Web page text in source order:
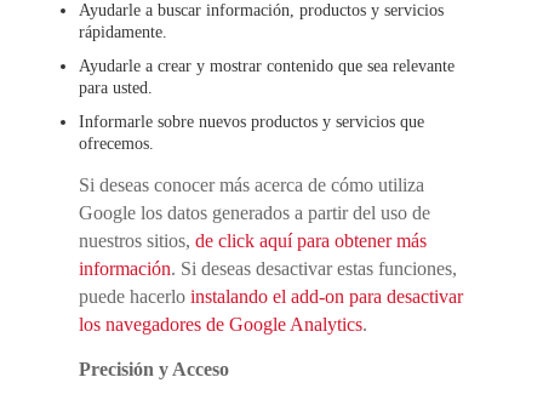
Ayudarle a buscar información, productos y servicios
rápidamente.
Ayudarle a crear y mostrar contenido que sea relevante
para usted.
Informarle sobre nuevos productos y servicios que
ofrecemos.
Si deseas conocer más acerca de cómo utiliza
Google los datos generados a partir del uso de
nuestros sitios, de click aquí para obtener más
información. Si deseas desactivar estas funciones,
puede hacerloinstalando el add-on para desactivar
los navegadores de Google Analytics.
Precisión y Acceso